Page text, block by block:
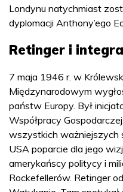
Londynu natychmiast
dyplomacji Anthony’ego
Retinger i
7 maja 1946 r. w
Międzynarodowym
państw Europy. Był
Współpracy
wszystkich ważniejszych
USA poparcie dla jego
amerykańscy politycy i
Rockefellerów. Retinger